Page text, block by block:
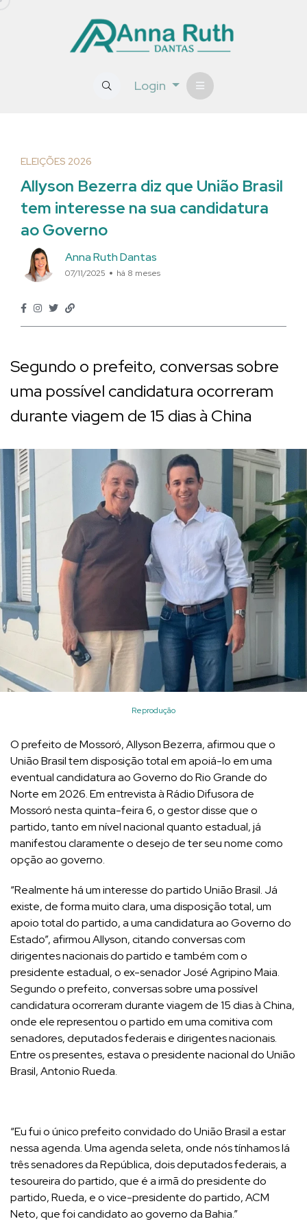
Login
ELEIÇÕES 2026
Allyson Bezerra diz que União Brasil
tem interesse na sua candidatura
ao Governo
Anna Ruth Dantas
07/11/2025 há 8 meses
Segundo o prefeito, conversas sobre
uma possível candidatura ocorreram
durante viagem de 15 dias à China
Reprodução
O prefeito de Mossoró, Allyson Bezerra, afirmou que o
União Brasil tem disposição total em apoiá-lo em uma
eventual candidatura ao Governo do Rio Grande do
Norte em 2026. Em entrevista à Rádio Difusora de
Mossoró nesta quinta-feira 6, o gestor disse que o
partido, tanto em nível nacional quanto estadual, já
manifestou claramente o desejo de ter seu nome como
opção ao governo.
“Realmente há um interesse do partido União Brasil. Já
existe, de forma muito clara, uma disposição total, um
apoio total do partido, a uma candidatura ao Governo do
Estado”, afirmou Allyson, citando conversas com
dirigentes nacionais do partido e também com o
presidente estadual, o ex-senador José Agripino Maia.
Segundo o prefeito, conversas sobre uma possível
candidatura ocorreram durante viagem de 15 dias à China,
onde ele representou o partido em uma comitiva com
senadores, deputados federais e dirigentes nacionais.
Entre os presentes, estava o presidente nacional do União
Brasil, Antonio Rueda.
“Eu fui o único prefeito convidado do União Brasil a estar
nessa agenda. Uma agenda seleta, onde nós tínhamos lá
três senadores da República, dois deputados federais, a
tesoureira do partido, que é a irmã do presidente do
partido, Rueda, e o vice-presidente do partido, ACM
Neto, que foi candidato ao governo da Bahia.”